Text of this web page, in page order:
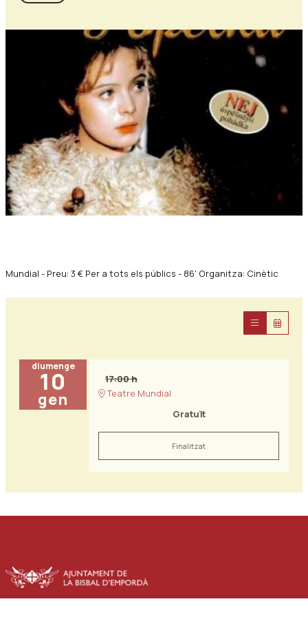
Mundial - Preu: 3 € Per a tots els públics - 86' Organitza: Cinètic
diumenge
10
gen
17:00 h
Teatre Mundial
Gratuït
Finalitzat